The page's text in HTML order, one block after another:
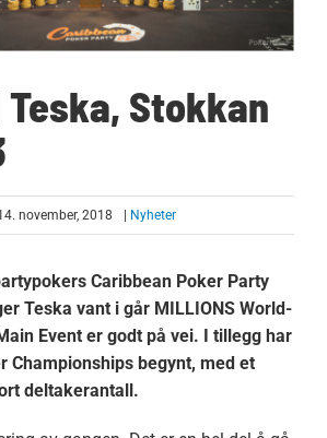
Stokkan
14. november, 2018 Nyheter
Caribbean Poker Party
Teska vant i går MILLIONS World-
Event er godt på vei. I tillegg har
Championships begynt, med et
deltakerantall.